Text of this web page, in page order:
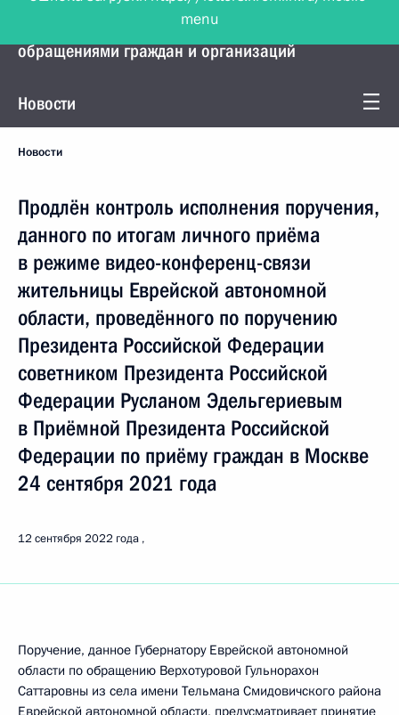
Управление Президента по работе с
обращениями граждан и организаций
Новости
Новости
Продлён контроль исполнения поручения,
данного по итогам личного приёма
в режиме видео-конференц-связи
жительницы Еврейской автономной
области, проведённого по поручению
Президента Российской Федерации
советником Президента Российской
Федерации Русланом Эдельгериевым
в Приёмной Президента Российской
Федерации по приёму граждан в Москве
24 сентября 2021 года
12 сентября 2022 года
Поручение, данное Губернатору Еврейской автономной
области по обращению Верхотуровой Гульнорахон
Саттаровны из села имени Тельмана Смидовичского района
Еврейской автономной области, предусматривает принятие
menu